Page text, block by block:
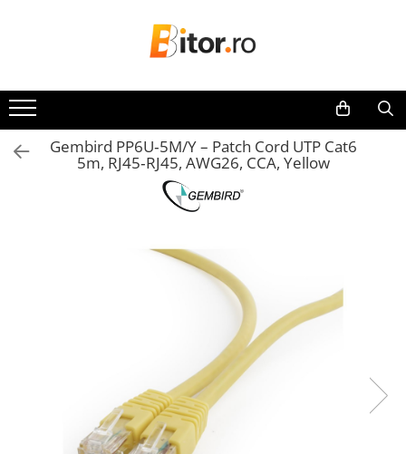
Laptop , PC, Tablete
Laptop-uri
Laptop-uri Gaming
Laptop-uri Workstation
Imprimante & Multifuncționale
Imprimanta Laser Color
Imprimanta Laser Mono
Imprimante Cerneală
Gembird PP6U‑5M/Y – Patch Cord UTP Cat6
5m, RJ45‑RJ45, AWG26, CCA, Yellow